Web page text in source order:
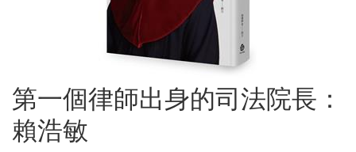
第一個律師出身的司法院長：
賴浩敏